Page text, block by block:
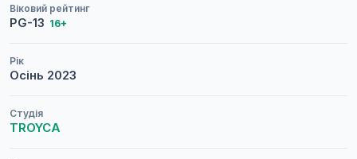
Віковий рейтинг
PG-13 16+
Рік
Осінь 2023
Студія
TROYCA